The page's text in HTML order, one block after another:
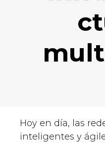
Hoy en día, las
inteligentes y